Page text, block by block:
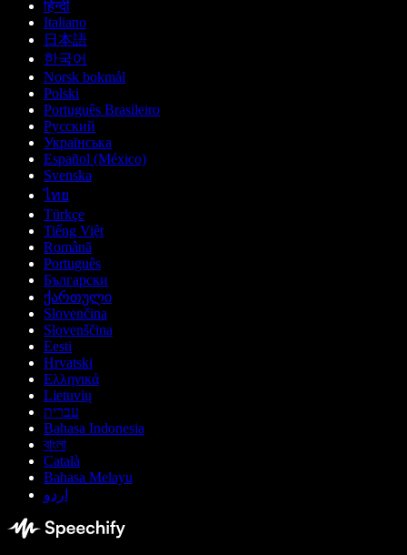
हिन्दी
Italiano
日本語
한국어
Norsk bokmål
Polski
Português Brasileiro
Русский
Українська
Español (México)
Svenska
ไทย
Türkçe
Tiếng Việt
Română
Português
Български
ქართული
Slovenčina
Slovenščina
Eesti
Hrvatski
Ελληνικά
Lietuvių
עברית
Bahasa Indonesia
বাংলা
Català
Bahasa Melayu
اردو